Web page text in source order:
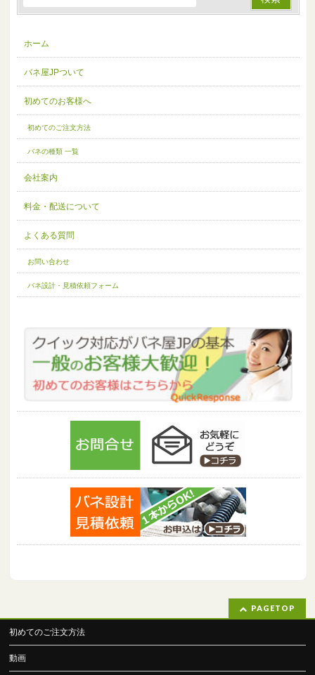
ホーム
バネ屋JPついて
初めてのお客様へ
初めてのご注文方法
バネの種類 一覧
会社案内
料金・配送について
よくある質問
お問い合わせ
バネ設計・見積依頼フォーム
PAGETOP
初めてのご注文方法
動画